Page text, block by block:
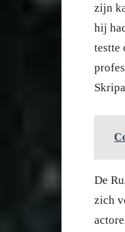
zijn
hij
testte
De
zich